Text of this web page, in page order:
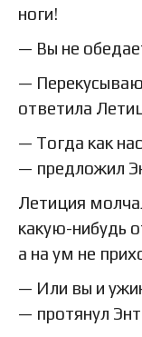
ноги!
— Вы не
— Перекусываю
ответила
— Тогда как
— предложил
Летиция
какую-нибудь
а на ум не
— Или вы и
— протянул